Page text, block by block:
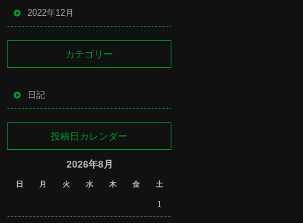
2022年12月
カテゴリー
日記
投稿日カレンダー
2026年8月
日 月 火 水 木 金 土
1